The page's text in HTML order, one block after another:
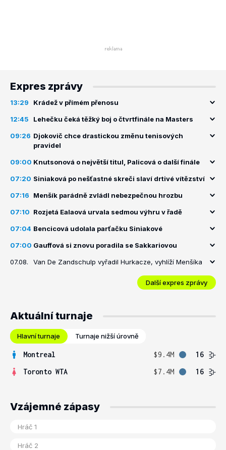
Expres zprávy
13:29 Krádež v přímém přenosu
12:45 Lehečku čeká těžký boj o čtvrtfinále na Masters
09:26 Djokovič chce drastickou změnu tenisových
pravidel
09:00 Knutsonová o největší titul, Palicová o další finále
07:20 Siniaková po nešťastné skreči slaví drtivé vítězství
07:16 Menšík parádně zvládl nebezpečnou hrozbu
07:10 Rozjetá Ealaová urvala sedmou výhru v řadě
07:04 Bencicová udolala parťačku Siniakové
07:00 Gauffová si znovu poradila se Sakkariovou
07.08. Van De Zandschulp vyřadil Hurkacze, vyhlíží Menšíka
Další expres zprávy
Aktuální turnaje
Hlavní turnaje Turnaje nižší úrovně
Montreal $9.4M
16
Toronto WTA
$7.4M 16
Vzájemné zápasy